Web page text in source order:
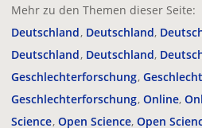
Mehr zu den Themen dieser Seite:
Deutschland Deutschland
Deutschland Deutschland
Geschlechterforschung
Geschlechterforschung Online
Science Open Science Open